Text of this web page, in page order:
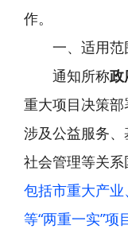
作。
一、适用范
通知所称政
重大项目决策
涉及公益服务
社会管理等关系
包括市重大产
等“两重一实”